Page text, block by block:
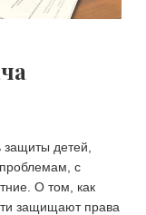
детей,
с
О том, как
защищают права